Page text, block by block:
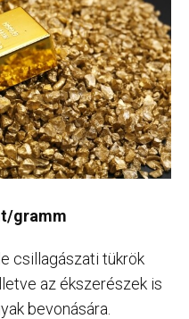
gramm
csillagászati tükrök
az ékszerészek is
bevonására.